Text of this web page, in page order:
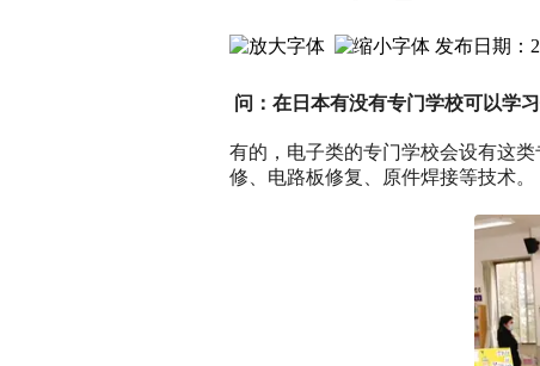
发布日期：
问：在日本有没有专门学校可以学
有的，电子类的专门学校会设有这
修、电路板修复、原件焊接等技术。